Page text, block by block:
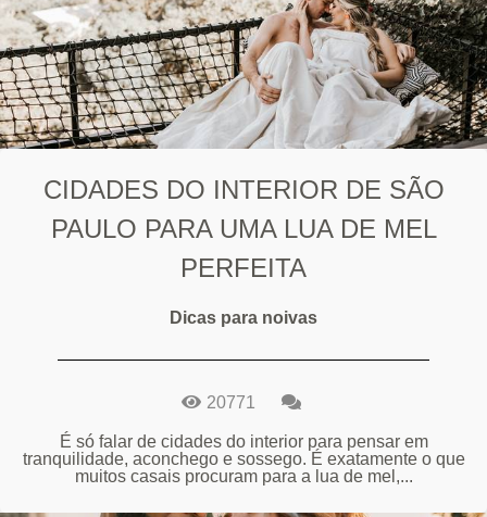
CIDADES DO INTERIOR DE SÃO
PAULO PARA UMA LUA DE MEL
PERFEITA
Dicas para noivas
20771
É só falar de cidades do interior para pensar em
tranquilidade, aconchego e sossego. É exatamente o que
muitos casais procuram para a lua de mel,...